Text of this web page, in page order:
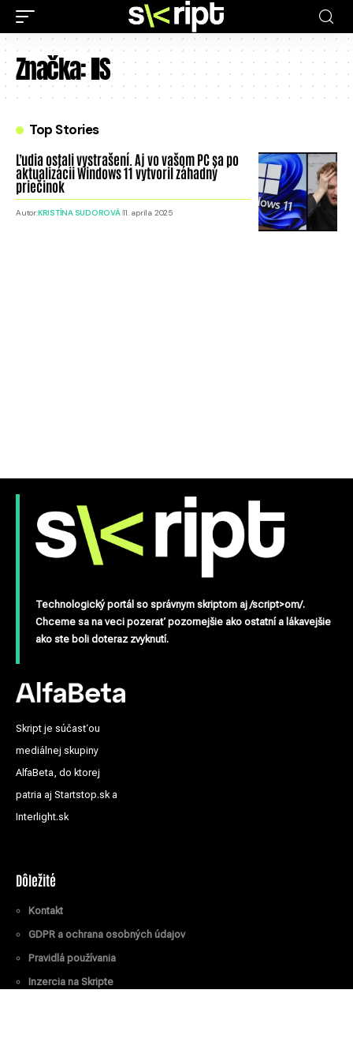
Značka:IIS
Top Stories
Ľudia ostali vystrašení. Aj vo vašom PC sa po
aktualizácii Windows 11 vytvoril záhadný
priečinok
Autor:KRISTÍNA SUDOROVÁ 11. apríla 2025
Technologický portál so správnym skriptom aj /script>om/.
Chceme sa na veci pozerať pozornejšie ako ostatní a lákavejšie
ako ste boli doteraz zvyknutí.
Skript je súčasťou
mediálnej skupiny
AlfaBeta, do ktorej
patria aj Startstop.sk a
Interlight.sk
Dôležité
Kontakt
GDPR a ochrana osobných údajov
Pravidlá používania
Inzercia na Skripte